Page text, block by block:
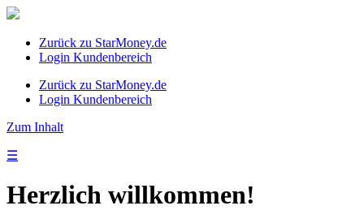
Zurück zu StarMoney.de
Login Kundenbereich
Zurück zu StarMoney.de
Login Kundenbereich
Zum Inhalt
☰
Herzlich willkommen!